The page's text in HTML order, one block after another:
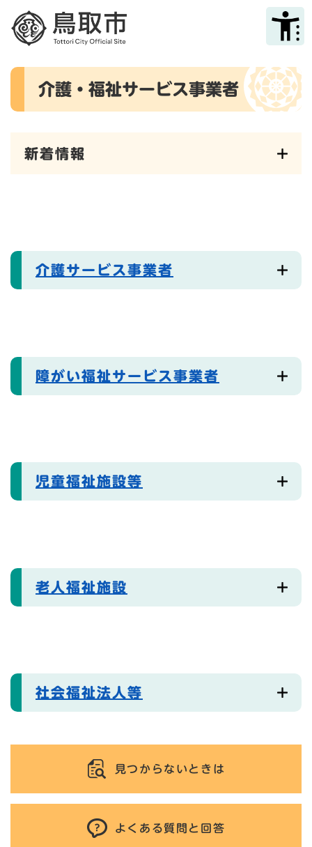
メニューを飛ばして本文へ
本
介護・福祉サービス事業者
新着情報
介護サービス事業者
障がい福祉サービス事業者
児童福祉施設等
老人福祉施設
社会福祉法人等
見つからないときは
よくある質問と回答